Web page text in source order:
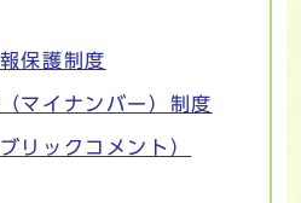
保護制度
マイナンバー）制度
リックコメント）